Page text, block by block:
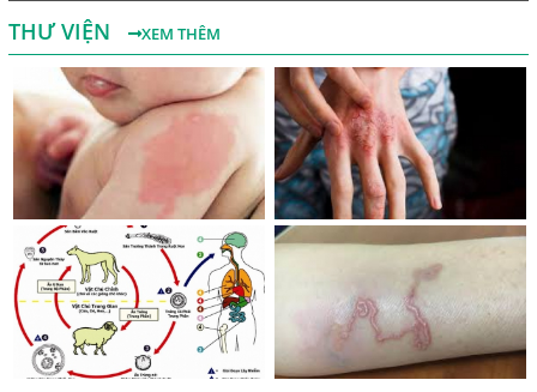
THƯ VIỆN XEM THÊM
Nguyên Nhân Và Tác Hại Của Bệnh Giun Chỉ Bạch Huyết
Chẩn Đoán Và Điều Trị Bệnh Echinococcus
Những Điều Cần Biết Về Giun Hình Ống
Chẩn Đoán Và Điều Trị Bệnh Amip Ở Não
Bệnh Sán Chó Dấu Hiệu Nhận Biết Và Thời Gian Trị Bệnh
Sán Chó
Trị Bệnh Sán Chó Có Khỏi Bệnh Ngứa Da Không?
TRIỆU CHỨNG GIUN SÁN CHÓ MÈO
Khi Trẻ Bị Dị Ứng Da Cần Làm Xét Nghiệm Gì Tìm Nguyên
Nhân Dị Ứng Da